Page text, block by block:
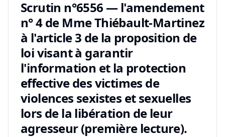
Scrutin n°6556 — l'amendement
n° 4 de Mme Thiébault-Martinez
à l'article 3 de la proposition de
loi visant à garantir
l'information et la protection
effective des victimes de
violences sexistes et sexuelles
lors de la libération de leur
agresseur (première lecture).